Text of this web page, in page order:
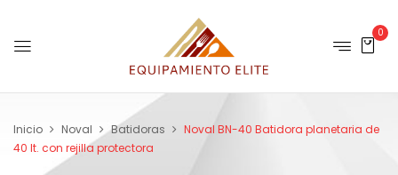
0
Inicio Noval Batidoras
Noval BN-40 Batidora planetaria de
40 lt. con rejilla protectora